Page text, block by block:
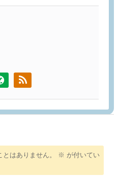
はありません。 ※ が付いてい